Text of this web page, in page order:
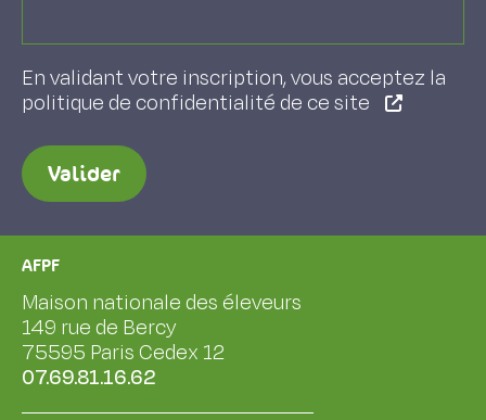
En validant votre inscription, vous acceptez la
politique de confidentialité de ce site
Valider
AFPF
Maison nationale des éleveurs
149 rue de Bercy
75595 Paris Cedex 12
07.69.81.16.62